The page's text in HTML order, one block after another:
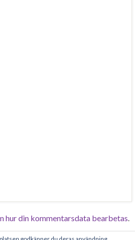
hur din kommentarsdata bearbetas